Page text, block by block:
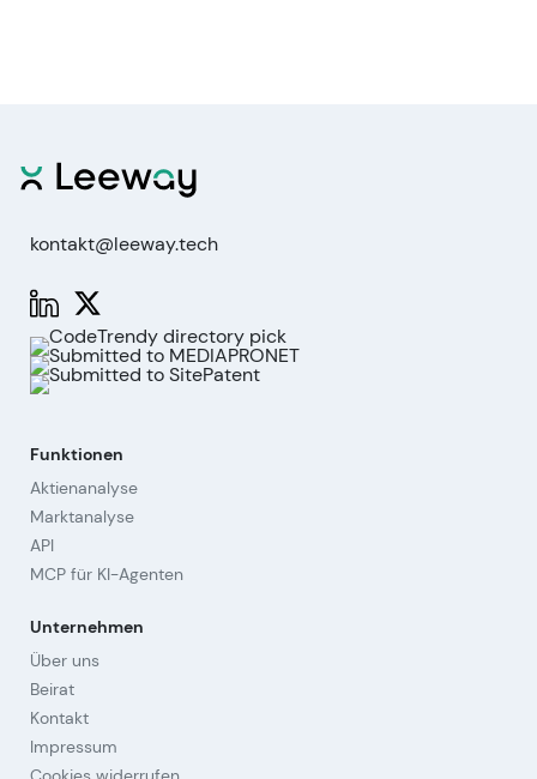
kontakt@leeway.tech
Funktionen
Aktienanalyse
Marktanalyse
API
MCP für KI-Agenten
Unternehmen
Über uns
Beirat
Kontakt
Impressum